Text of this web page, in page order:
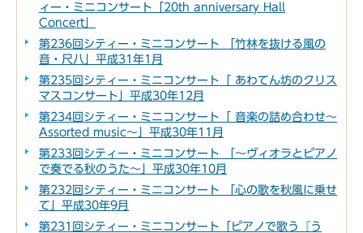
ィー・ミニコンサート「20th anniversary Hall
Concert」
第236回シティー・ミニコンサート 「竹林を抜ける風の
音・尺八」平成31年1月
第235回シティー・ミニコンサート「 あわてん坊のクリス
マスコンサート」平成30年12月
第234回シティー・ミニコンサート「 音楽の詰め合わせ～
Assorted music～」平成30年11月
第233回シティー・ミニコンサート 「～ヴィオラとピアノ
で奏でる秋のうた～」平成30年10月
第232回シティー・ミニコンサート 「心の歌を秋風に乗せ
て」平成30年9月
第231回シティー・ミニコンサート「ピアノで歌う『う